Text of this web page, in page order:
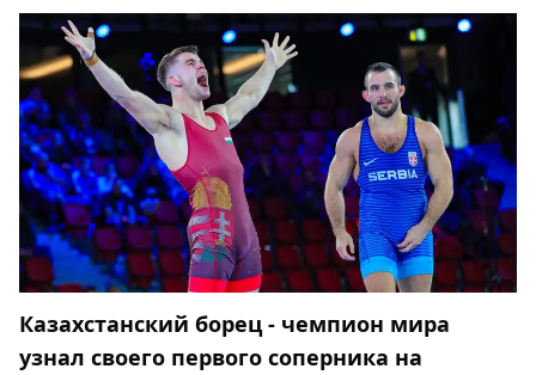
Казахстанский борец - чемпион мира
узнал своего первого соперника на